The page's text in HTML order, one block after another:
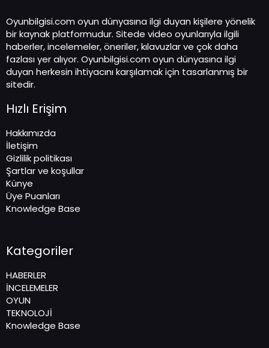
Oyunbilgisi.com oyun dünyasına ilgi duyan kişilere yönelik
bir kaynak platformudur. Sitede video oyunlarıyla ilgili
haberler, incelemeler, öneriler, kılavuzlar ve çok daha
fazlası yer alıyor. Oyunbilgisi.com oyun dünyasına ilgi
duyan herkesin ihtiyacını karşılamak için tasarlanmış bir
sitedir.
Hızlı Erişim
Hakkımızda
İletişim
Gizlilik politikası
Şartlar ve koşullar
Künye
Üye Puanları
Knowledge Base
Kategoriler
HABERLER
İNCELEMELER
OYUN
TEKNOLOJİ
Knowledge Base